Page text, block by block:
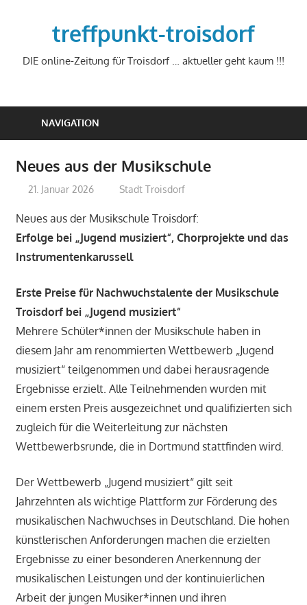
treffpunkt-troisdorf
DIE online-Zeitung für Troisdorf … aktueller geht kaum !!!
NAVIGATION
Neues aus der Musikschule
21. Januar 2026 treffpunkt
Stadt Troisdorf
Neues aus der Musikschule Troisdorf:
Erfolge bei „Jugend musiziert“, Chorprojekte und das
Instrumentenkarussell
Erste Preise für Nachwuchstalente der Musikschule
Troisdorf bei „Jugend musiziert“
Mehrere Schüler*innen der Musikschule haben in
diesem Jahr am renommierten Wettbewerb „Jugend
musiziert“ teilgenommen und dabei herausragende
Ergebnisse erzielt. Alle Teilnehmenden wurden mit
einem ersten Preis ausgezeichnet und qualifizierten sich
zugleich für die Weiterleitung zur nächsten
Wettbewerbsrunde, die in Dortmund stattfinden wird.
Der Wettbewerb „Jugend musiziert“ gilt seit
Jahrzehnten als wichtige Plattform zur Förderung des
musikalischen Nachwuchses in Deutschland. Die hohen
künstlerischen Anforderungen machen die erzielten
Ergebnisse zu einer besonderen Anerkennung der
musikalischen Leistungen und der kontinuierlichen
Arbeit der jungen Musiker*innen und ihren